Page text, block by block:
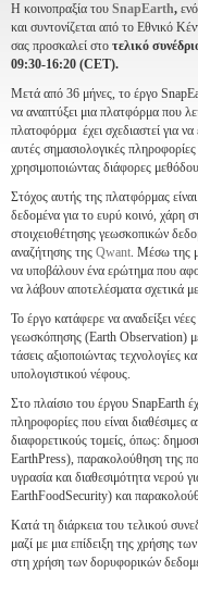
Η κοινοπραξία του SnapEarth,
και συντονίζεται από το Εθνικό
σας προσκαλεί στο τελικό
09:30-16:20 (CET).
Μετά από 36 μήνες, το έργο
να αναπτύξει μια πλατφόρμα που
πλατοφόρμα έχει σχεδιαστεί για
αυτές σημασιολογικές
χρησιμοποιώντας διάφορες
Στόχος αυτής της πλατφόρμας
δεδομένα για το ευρύ κοινό, χάρη
στοιχειοθέτησης γεωσκοπικών
αναζήτησης της Qwant. Μέσω της
να υποβάλουν ένα ερώτημα που
να λάβουν αποτελέσματα σχετικά
Το έργο κατάφερε να αναδείξει
γεωσκόπησης (Earth Observation)
τάσεις αξιοποιώντας τεχνολογίες
υπολογιστικού νέφους.
Στο πλαίσιο του έργου SnapEarth
πληροφορίες που είναι
διαφορετικούς τομείς, όπως:
EarthPress), παρακολούθηση της
υγρασία και διαθεσιμότητα νερού
EarthFoodSecurity) και
Κατά τη διάρκεια του τελικού
μαζί με μια επίδειξη της χρήσης
στη χρήση των δορυφορικών